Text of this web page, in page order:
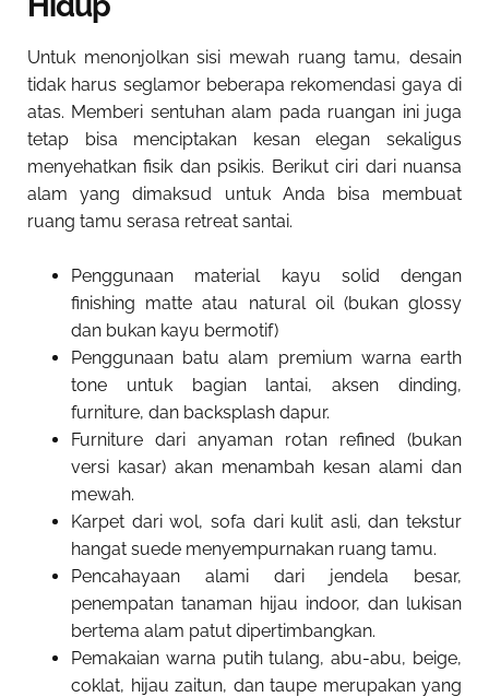
Untuk menonjolkan sisi mewah ruang tamu, desain
tidak harus seglamor beberapa rekomendasi gaya di
atas. Memberi sentuhan alam pada ruangan ini juga
tetap bisa menciptakan kesan elegan sekaligus
menyehatkan fisik dan psikis. Berikut ciri dari nuansa
alam yang dimaksud untuk Anda bisa membuat
ruang tamu serasa retreat santai.
Penggunaan material kayu solid dengan
finishing matte atau natural oil (bukan glossy
dan bukan kayu bermotif)
Penggunaan batu alam premium warna earth
tone untuk bagian lantai, aksen dinding,
furniture, dan backsplash dapur.
Furniture dari anyaman rotan refined (bukan
versi kasar) akan menambah kesan alami dan
mewah.
Karpet dari wol, sofa dari kulit asli, dan tekstur
hangat suede menyempurnakan ruang tamu.
Pencahayaan alami dari jendela besar,
penempatan tanaman hijau indoor, dan lukisan
bertema alam patut dipertimbangkan.
Pemakaian warna putih tulang, abu-abu, beige,
coklat, hijau zaitun, dan taupe merupakan yang